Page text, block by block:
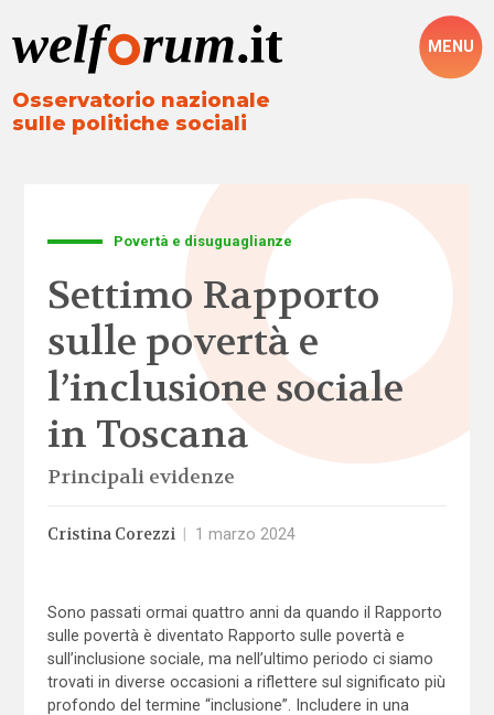
Osservatorio nazionale
sulle politiche sociali
MENU
Povertà e disuguaglianze
Settimo Rapporto
sulle povertà e
l’inclusione sociale
in Toscana
Principali evidenze
Cristina Corezzi 1 marzo 2024
Sono passati ormai quattro anni da quando il Rapporto
sulle povertà è diventato Rapporto sulle povertà e
sull’inclusione sociale, ma nell’ultimo periodo ci siamo
trovati in diverse occasioni a riflettere sul significato più
profondo del termine “inclusione”. Includere in una